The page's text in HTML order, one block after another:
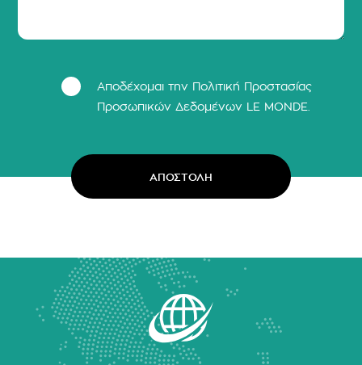
Αποδέχομαι την Πολιτική Προστασίας
Προσωπικών Δεδομένων LΕ MONDE.